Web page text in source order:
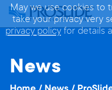
News
May we use cookies to
take your privacy very
privacy policyfor details